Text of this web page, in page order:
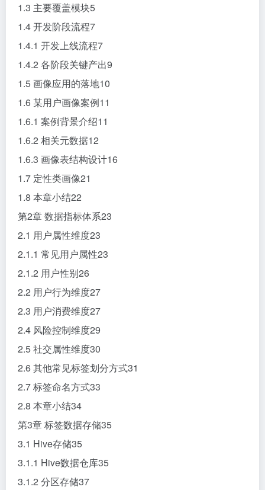
1.3 主要覆盖模块5
1.4 开发阶段流程7
1.4.1 开发上线流程7
1.4.2 各阶段关键产出9
1.5 画像应用的落地10
1.6 某用户画像案例11
1.6.1 案例背景介绍11
1.6.2 相关元数据12
1.6.3 画像表结构设计16
1.7 定性类画像21
1.8 本章小结22
第2章 数据指标体系23
2.1 用户属性维度23
2.1.1 常见用户属性23
2.1.2 用户性别26
2.2 用户行为维度27
2.3 用户消费维度27
2.4 风险控制维度29
2.5 社交属性维度30
2.6 其他常见标签划分方式31
2.7 标签命名方式33
2.8 本章小结34
第3章 标签数据存储35
3.1 Hive存储35
3.1.1 Hive数据仓库35
3.1.2 分区存储37